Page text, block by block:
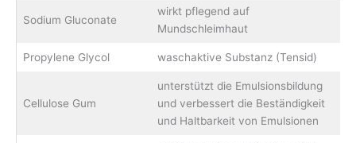
Sodium Gluconate
wirkt pflegend auf
Mundschleimhaut
Propylene Glycol waschaktive Substanz (Tensid)
Cellulose Gum
unterstützt die Emulsionsbildung
und verbessert die Beständigkeit
und Haltbarkeit von Emulsionen